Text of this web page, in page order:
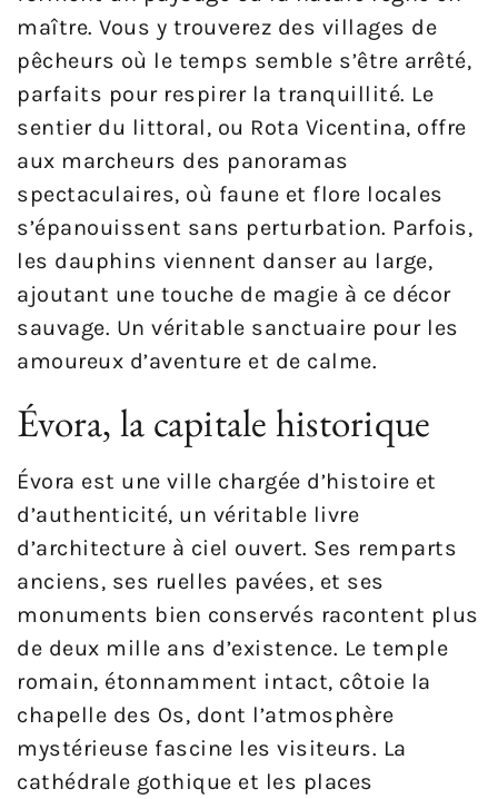
maître. Vous y trouverez des villages de
pêcheurs où le temps semble s’être arrêté,
parfaits pour respirer la tranquillité. Le
sentier du littoral, ou Rota Vicentina, offre
aux marcheurs des panoramas
spectaculaires, où faune et flore locales
s’épanouissent sans perturbation. Parfois,
les dauphins viennent danser au large,
ajoutant une touche de magie à ce décor
sauvage. Un véritable sanctuaire pour les
amoureux d’aventure et de calme.
Évora, la capitale historique
Évora est une ville chargée d’histoire et
d’authenticité, un véritable livre
d’architecture à ciel ouvert. Ses remparts
anciens, ses ruelles pavées, et ses
monuments bien conservés racontent plus
de deux mille ans d’existence. Le temple
romain, étonnamment intact, côtoie la
chapelle des Os, dont l’atmosphère
mystérieuse fascine les visiteurs. La
cathédrale gothique et les places